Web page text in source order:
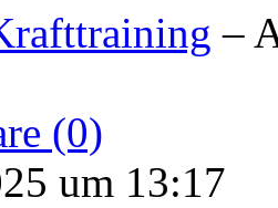
–
(0)
um 13:17